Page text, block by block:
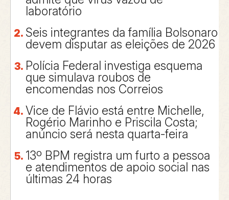
laboratório
Seis integrantes da família Bolsonaro
devem disputar as eleições de 2026
Polícia Federal investiga esquema
que simulava roubos de
encomendas nos Correios
Vice de Flávio está entre Michelle,
Rogério Marinho e Priscila Costa;
anúncio será nesta quarta-feira
13º BPM registra um furto a pessoa
e atendimentos de apoio social nas
últimas 24 horas